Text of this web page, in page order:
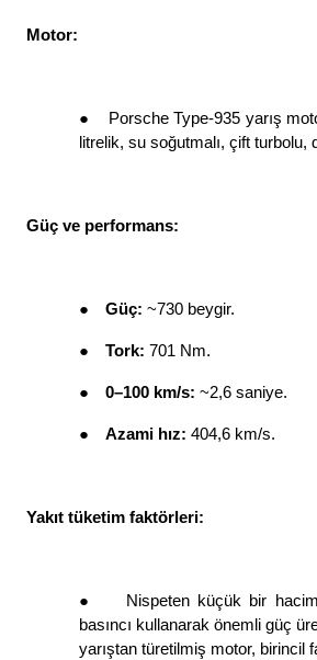
Motor:
●
Porsche Type-935 yarış
litrelik, su soğutmalı, çift turbolu,
Güç ve performans:
● Güç: ~730 beygir.
● Tork: 701 Nm.
● 0–100 km/s: ~2,6 saniye.
● Azami hız: 404,6 km/s.
Yakıt tüketim faktörleri:
●
Nispeten küçük bir
basıncı kullanarak önemli güç
yarıştan türetilmiş motor, birincil